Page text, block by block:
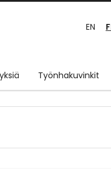
EN
Työnhakuvinkit